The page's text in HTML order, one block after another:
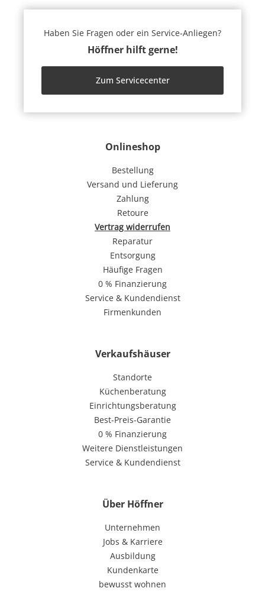
Onlineshop
Bestellung
Versand und Lieferung
Zahlung
Retoure
Vertrag widerrufen
Reparatur
Entsorgung
Häufige Fragen
0 % Finanzierung
Service & Kundendienst
Firmenkunden
Verkaufshäuser
Standorte
Küchenberatung
Einrichtungsberatung
Best-Preis-Garantie
0 % Finanzierung
Weitere Dienstleistungen
Service & Kundendienst
Über Höffner
Unternehmen
Jobs & Karriere
Ausbildung
Kundenkarte
bewusst wohnen
Haben Sie Fragen oder ein Service-Anliegen?
Höffner hilft gerne!
Zum Servicecenter